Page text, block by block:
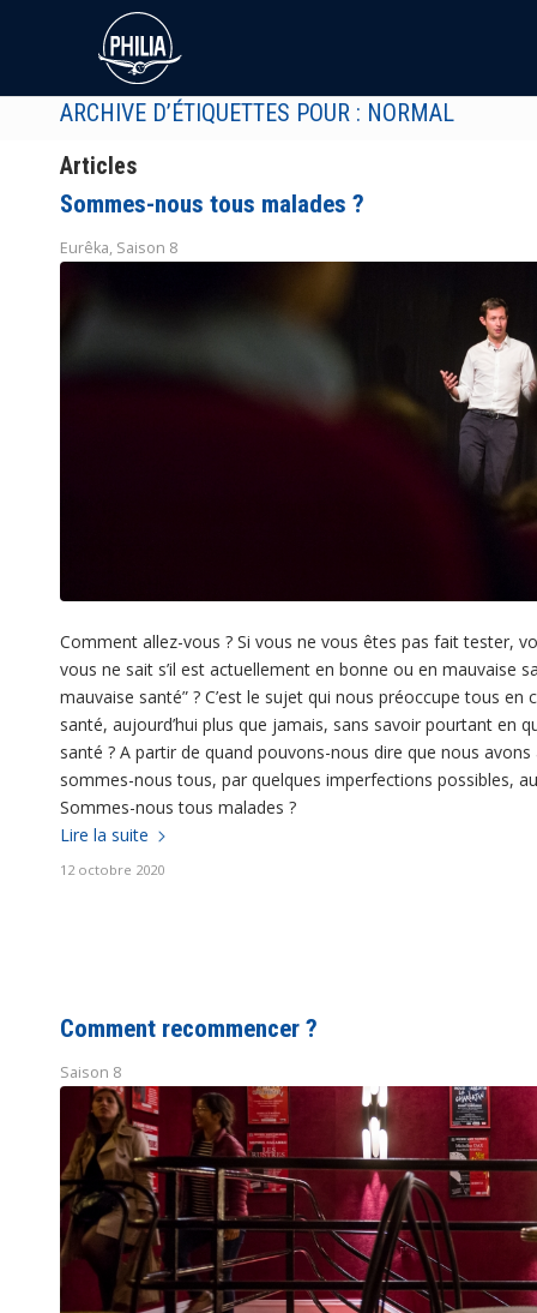
ARCHIVE D’ÉTIQUETTES POUR : NORMAL
Articles
Sommes-nous tous malades ?
Eurêka, Saison 8
Comment allez-vous ? Si vous ne vous êtes pas fait tester,
vous ne sait s’il est actuellement en bonne ou en mauvaise
mauvaise santé” ? C’est le sujet qui nous préoccupe tous
santé, aujourd’hui plus que jamais, sans savoir pourtant en
santé ? A partir de quand pouvons-nous dire que nous
sommes-nous tous, par quelques imperfections possibles,
Sommes-nous tous malades ?
Lire la suite
12 octobre 2020
Comment recommencer ?
Saison 8